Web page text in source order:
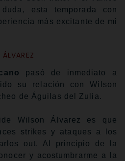
esta temporada con
más excitante de mi
pasó de inmediato a
su relación con Wilson
de Águilas del Zulia.
Wilson Álvarez es que
strikes y ataques a los
out. Al principio de la
y acostumbrarme a la